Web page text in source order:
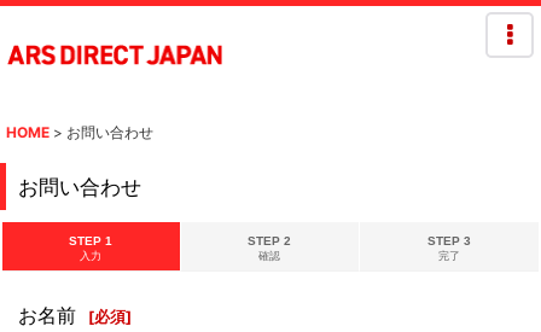
HOME > お問い合わせ
お問い合わせ
STEP 1
入力
STEP 2
確認
STEP 3
完了
お名前 [必須]